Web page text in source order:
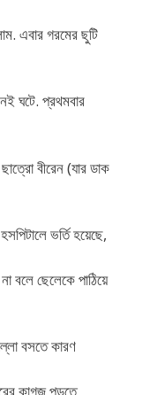
এবার গরমের ছুটি
ঘটে. প্রথমবার
বীরেন (যার ডাক
ভর্তি হয়েছে,
বলে ছেলেকে পাঠিয়ে
বসতে কারণ
কাগজ পড়তে